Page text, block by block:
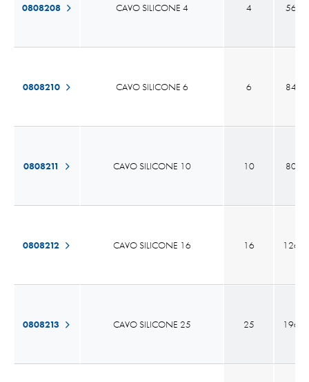
0808208 CAVO SILICONE 4
0808210 CAVO SILICONE 6
0808211 CAVO SILICONE 10
0808212 CAVO SILICONE 16
0808213 CAVO SILICONE 25
4 56 x
6 84 x
10 80 x
16 126 x
25 196 x